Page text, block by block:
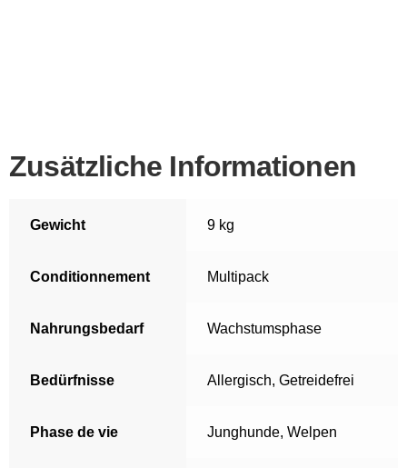
Zusätzliche Informationen
Gewicht 9 kg
Conditionnement Multipack
Nahrungsbedarf Wachstumsphase
Bedürfnisse Allergisch, Getreidefrei
Phase de vie Junghunde, Welpen